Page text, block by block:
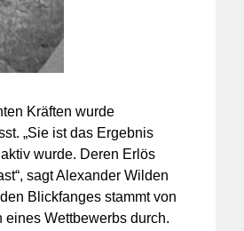
Kräften wurde
„Sie ist das Ergebnis
wurde. Deren Erlös
sagt Alexander Wilden
Blickfanges stammt von
Wettbewerbs durch.